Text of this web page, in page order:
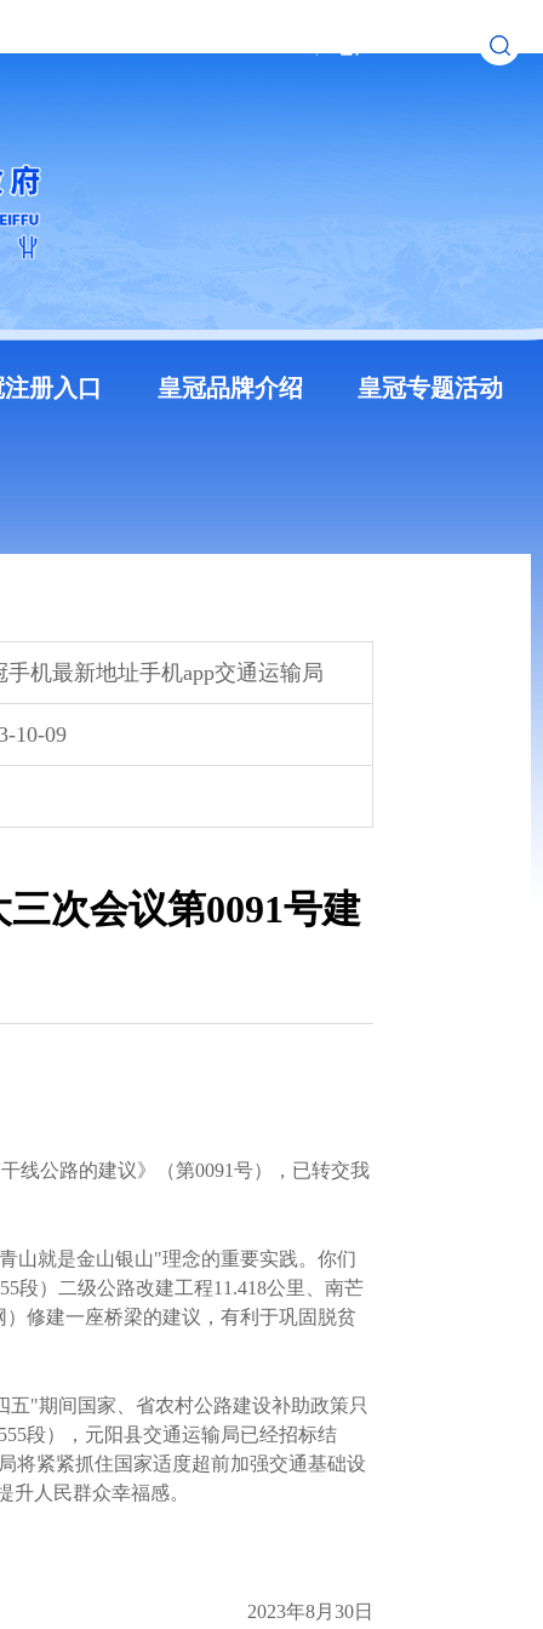
册入口 皇冠品牌介绍 皇冠专题活动
手机最新地址手机app交通运输局
10-09
次会议第0091号建
线公路的建议》（第0091号），已转交我
山就是金山银山"理念的重要实践。你们
段）二级公路改建工程11.418公里、南芒
修建一座桥梁的建议，有利于巩固脱贫
五"期间国家、省农村公路建设补助政策只
段），元阳县交通运输局已经招标结
将紧紧抓住国家适度超前加强交通基础设
人民群众幸福感。
2023年8月30日